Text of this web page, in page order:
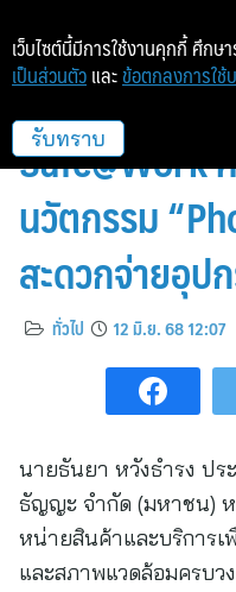
PHOL ร่วมออ
Safe@Work
นวัตกรรม
สะดวกจ่ายอุป
ทั่วไป 12 มิ.ย. 68 12:07
นายธันยา หวังธำรง ป
ธัญญะ จํากัด (มหาชน) ห
หน่ายสินค้าและบริการ
และสภาพแวดล้อมครบว
เว็บไซต์นี้มีการใช้งานคุกกี้ ศึกษ
เป็นส่วนตัว และ ข้อตกลงการใช้
รับทราบ